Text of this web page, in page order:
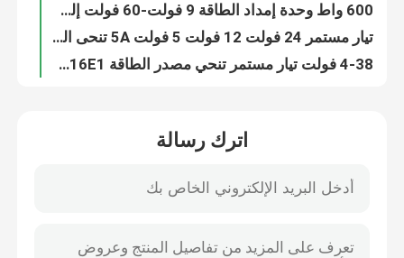
اتصل بنا
مدونة
وحدة لوحة مكبر
600 واط وحدة إمداد الطاقة 9 فولت-60 فولت إلى 12 فولت-80 فولت تيار مستمر الجهد الحالي المستمر
تيار مستمر 24 فولت 12 فولت 5 فولت 5A تنحى التيار الكهربائي محول فرق الجهد USB
4-38 فولت تيار مستمر تنحي مصدر الطاقة XL4016E1 وحدة منظم الجهد
اترك رسالة